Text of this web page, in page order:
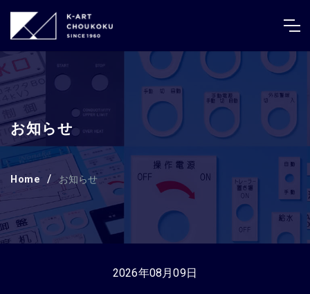
お知らせ
Home お知らせ
2026年08月09日